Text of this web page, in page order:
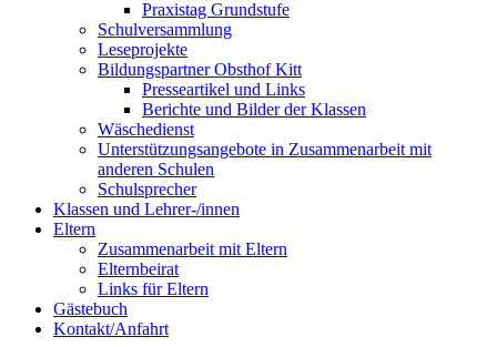
Praxistag Grundstufe
Schulversammlung
Leseprojekte
Bildungspartner Obsthof Kitt
Presseartikel und Links
Berichte und Bilder der Klassen
Wäschedienst
Unterstützungsangebote in Zusammenarbeit mit
anderen Schulen
Schulsprecher
Klassen und Lehrer-/innen
Eltern
Zusammenarbeit mit Eltern
Elternbeirat
Links für Eltern
Gästebuch
Kontakt/Anfahrt